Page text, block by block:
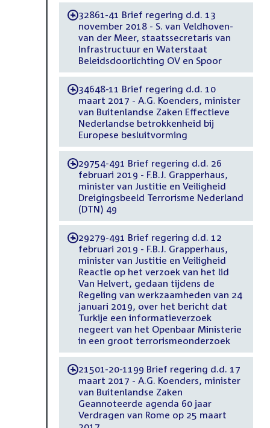
-32861-41 Brief regering d.d. 13
november 2018 - S. van Veldhoven-
van der Meer, staatssecretaris van
Infrastructuur en Waterstaat
Beleidsdoorlichting OV en Spoor
-34648-11 Brief regering d.d. 10
maart 2017 - A.G. Koenders, minister
van Buitenlandse Zaken Effectieve
Nederlandse betrokkenheid bij
Europese besluitvorming
-29754-491 Brief regering d.d. 26
februari 2019 - F.B.J. Grapperhaus,
minister van Justitie en Veiligheid
Dreigingsbeeld Terrorisme Nederland
(DTN) 49
-29279-491 Brief regering d.d. 12
februari 2019 - F.B.J. Grapperhaus,
minister van Justitie en Veiligheid
Reactie op het verzoek van het lid
Van Helvert, gedaan tijdens de
Regeling van werkzaamheden van 24
januari 2019, over het bericht dat
Turkije een informatieverzoek
negeert van het Openbaar Ministerie
in een groot terrorismeonderzoek
-21501-20-1199 Brief regering d.d. 17
maart 2017 - A.G. Koenders, minister
van Buitenlandse Zaken
Geannoteerde agenda 60 jaar
Verdragen van Rome op 25 maart